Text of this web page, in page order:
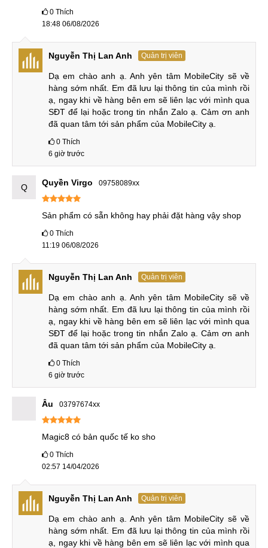
trữ vô cùng thoải mái.
Bộ nhớ RAM 12-16GB & Bộ nhớ trong 256GB-1TB
Nhờ bộ nhớ RAM dung lượng lớn, thiết bị có khả năng đa
nhiệm mượt mà và chuyển đổi liền mạch giữa các ứng dụng
nặng. Chuẩn bộ nhớ UFS 4.0 giúp tăng tốc độ đọc và ghi
lên đến gấp đôi so với thế hệ trước, tối ưu hóa hiệu suất
tổng thể và rút ngắn thời gian tải ứng dụng.
Tóm lại, với chipset mạnh mẽ và bộ nhớ dung lượng lớn,
Honor Magic8 là lựa chọn lý tưởng cho những người dùng
đòi hỏi hiệu năng, tốc độ và dung lượng lưu trữ tối ưu.
So sánh Honor Magic8
Sau đây là phần so sánh Honor Magic8 với bản tiền nhiệm
và bản Pro, mời bạn cùng tham khảo.
Honor Magic8 vs Honor Magic7
Magic8 đã được làm vuông vức hơn thay vì mặt lưng cong
nhẹ như bản tiền nhiệm. Điều này cũng không làm giảm
cảm giác dễ chịu khi cầm nắm bởi kích thước của máy đã
nhỏ hơn. Nghịch lý là Magic8 lại sở hữu viên pin 7000mAh
lớn hơn 5650mAh của Magic7 mặc dù chúng có cùng độ
dày 8mm. Điều này làm cho Magic8 nặng hơn 6g không
đáng kể khi cầm nắm.
So sánh Honor Magic8 vs Honor Magic7
Màn hình Magic8 nhỏ hơn nhưng độ sáng cao hơn, khả
năng hiển thị của hai máy đều ngang nhau. Camera
Hiệu năng Magic8 mạnh hơn với gần 4,2 triệu điểm AnTuTu,
trong khi Magic7 đạt được 2,6 triệu điểm. Dù có pin trâu hơn
nhưng sạc của Magic8 lại chậm hơn với công suất tối đa
thâp hơn một chút.
0 Thích
18:48 06/08/2026
Nguyễn Thị Lan Anh Quản trị viên
Dạ em chào anh ạ. Anh yên tâm MobileCity sẽ về
hàng sớm nhất. Em đã lưu lại thông tin của mình rồi
ạ, ngay khi về hàng bên em sẽ liên lạc với mình qua
SĐT để lại hoặc trong tin nhắn Zalo ạ. Cảm ơn anh
đã quan tâm tới sản phẩm của MobileCity ạ.
0 Thích
6 giờ trước
Q Quyền Virgo 09758089xx
Sản phẩm có sẵn không hay phải đặt hàng vậy shop
0 Thích
11:19 06/08/2026
Nguyễn Thị Lan Anh Quản trị viên
Dạ em chào anh ạ. Anh yên tâm MobileCity sẽ về
hàng sớm nhất. Em đã lưu lại thông tin của mình rồi
ạ, ngay khi về hàng bên em sẽ liên lạc với mình qua
SĐT để lại hoặc trong tin nhắn Zalo ạ. Cảm ơn anh
đã quan tâm tới sản phẩm của MobileCity ạ.
0 Thích
6 giờ trước
Âu 03797674xx
Magic8 có bản quốc tế ko sho
0 Thích
02:57 14/04/2026
Nguyễn Thị Lan Anh Quản trị viên
Dạ em chào anh ạ. Anh yên tâm MobileCity sẽ về
hàng sớm nhất. Em đã lưu lại thông tin của mình rồi
ạ, ngay khi về hàng bên em sẽ liên lạc với mình qua